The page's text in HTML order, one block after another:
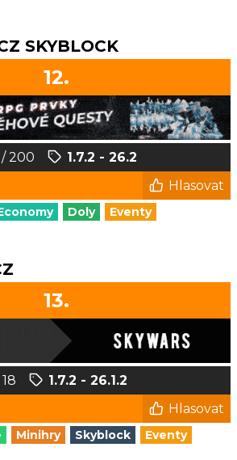
SKYBLOCK
12.
/ 200
1.7.2 - 26.2
Hlasovat
Doly Eventy
13.
1.7.2 - 26.1.2
Hlasovat
Minihry Skyblock Eventy